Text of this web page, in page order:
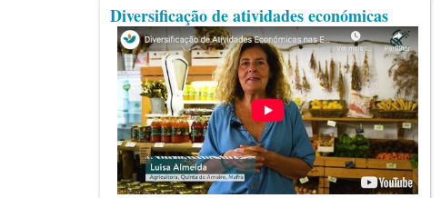
Diversificação de atividades económicas